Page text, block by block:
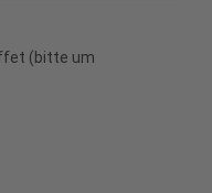
(bitte um